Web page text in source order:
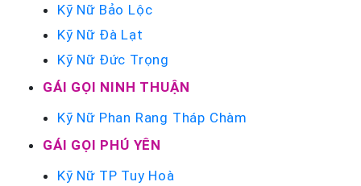
Kỹ Nữ Bảo Lộc
Kỹ Nữ Đà Lạt
Kỹ Nữ Đức Trọng
GÁI GỌI NINH THUẬN
Kỹ Nữ Phan Rang Tháp Chàm
GÁI GỌI PHÚ YÊN
Kỹ Nữ TP Tuy Hoà